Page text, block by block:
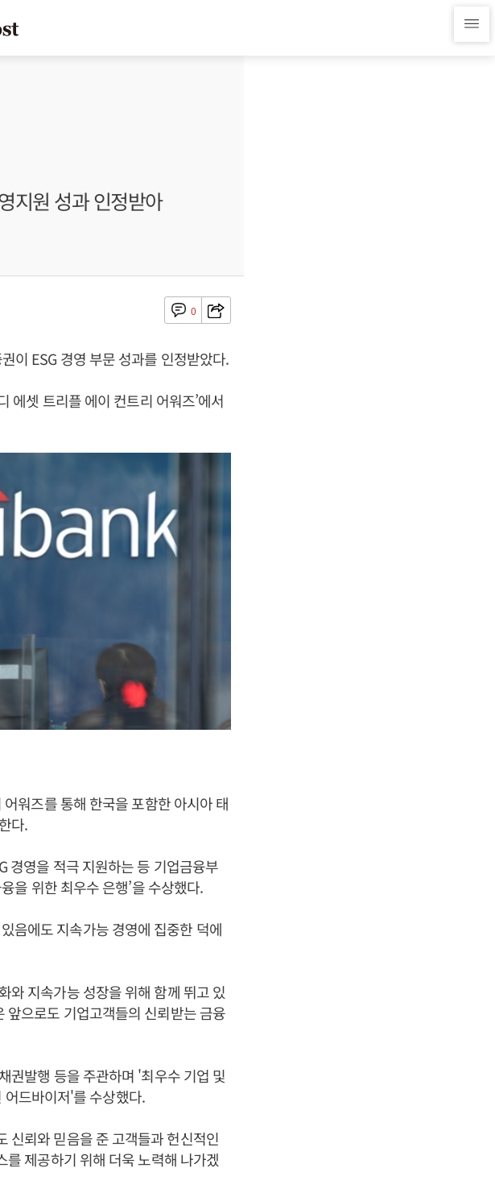
지원 성과 인정받아
0
이 ESG 경영 부문 성과를 인정받았다.
에셋 트리플 에이 컨트리 어워즈’에서
워즈를 통해 한국을 포함한 아시아 태
다.
경영을 적극 지원하는 등 기업금융부
을 위한 최우수 은행’을 수상했다.
음에도 지속가능 경영에 집중한 덕에
와 지속가능 성장을 위해 함께 뛰고 있
으로도 기업고객들의 신뢰받는 금융
권발행 등을 주관하며 '최우수 기업 및
드바이저'를 수상했다.
신뢰와 믿음을 준 고객들과 헌신적인
제공하기 위해 더욱 노력해 나가겠